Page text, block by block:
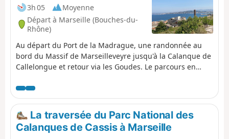
mars 2023, un visorandonneur (voir le post d'Alti) me
signale que le sentier historique a été légèrement
modifié après le passage des trois arches ; je modifierai
la trace en conséquence dès que possible.
3h 05
Moyenne
Départ à Marseille (Bouches-du-
Rhône)
Au départ du Port de la Madrague, une randonnée au
bord du Massif de Marseilleveyre jusqu'à la Calanque de
Callelongue et retour via les Goudes. Le parcours en
de l'itinéraire.Accès possible en transports en commun.
La traversée du Parc National des
Calanques de Cassis à Marseille